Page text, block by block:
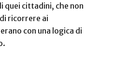
cittadini, che non
ricorrere ai
con una logica di